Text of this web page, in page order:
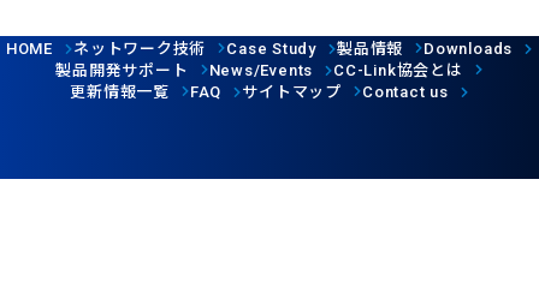
HOME ネットワーク技術 Case Study 製品情報 Downloads
製品開発サポート News/Events CC-Link協会とは
更新情報一覧
FAQ サイトマップ Contact us